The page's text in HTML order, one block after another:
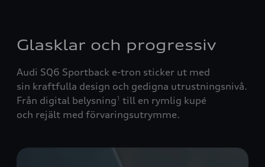
Glasklar och progressiv
Audi SQ6 Sportback e-tron sticker ut med
sin kraftfulla design och gedigna utrustningsnivå.
Från digital belysning1 till en rymlig kupé
och rejält med förvaringsutrymme.